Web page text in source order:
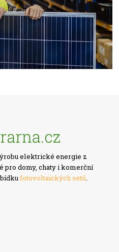
elektrické energie z
pro domy, chaty i komerční
fotovoltaických setů.